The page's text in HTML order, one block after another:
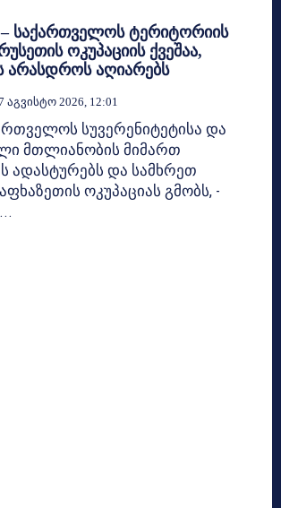
– საქართველოს ტერიტორიის
ოკუპაციის ქვეშაა,
არასდროს აღიარებს
Აგვისტო 2026, 12:01
სუვერენიტეტისა და
მთლიანობის მიმართ
ადასტურებს და სამხრეთ
ოკუპაციას გმობს, -